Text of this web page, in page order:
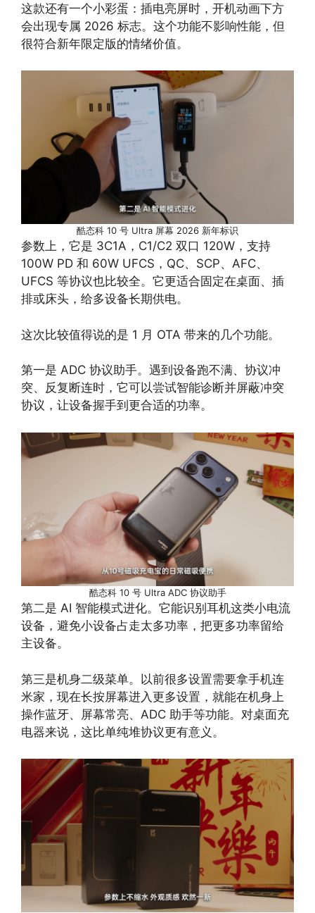
这款还有一个小彩蛋：插电亮屏时，开机动画下方
会出现专属 2026 标志。这个功能不影响性能，但
很符合新年限定版的情绪价值。
酷态科 10 号 Ultra 屏幕 2026 新年标识
参数上，它是 3C1A，C1/C2 双口 120W，支持
100W PD 和 60W UFCS，QC、SCP、AFC、
UFCS 等协议也比较全。它更适合固定在桌面、插
排或床头，给多设备长期供电。
这次比较值得说的是 1 月 OTA 带来的几个功能。
第一是 ADC 协议助手。遇到设备跑不满、协议冲
突、反复断连时，它可以尝试智能诊断并屏蔽冲突
协议，让设备握手到更合适的功率。
酷态科 10 号 Ultra ADC 协议助手
第二是 AI 智能模式进化。它能识别耳机这类小电流
设备，避免小设备占走太多功率，把更多功率留给
主设备。
第三是机身二级菜单。以前很多设置需要拿手机连
米家，现在长按屏幕进入更多设置，就能在机身上
操作蓝牙、屏幕常亮、ADC 助手等功能。对桌面充
电器来说，这比单纯堆协议更有意义。